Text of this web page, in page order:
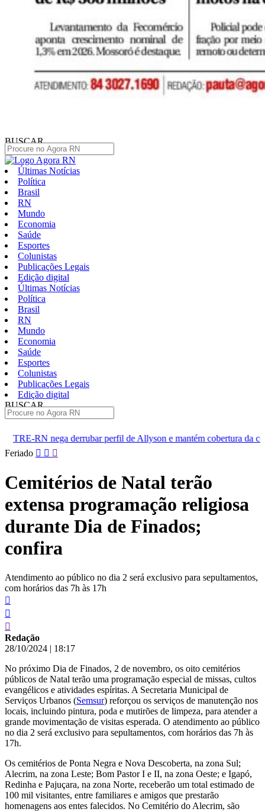
BUSCAR
Últimas Notícias
Política
Brasil
RN
Mundo
Economia
Saúde
Esportes
Colunistas
Publicações Legais
Edição digital
Últimas Notícias
Política
Brasil
RN
Mundo
Economia
Saúde
Esportes
Colunistas
Publicações Legais
Edição digital
BUSCAR
perfil de Allyson e mantém cobertura da convenção
Dupla
Pular
conteúdo
Feriado
Cemitérios de Natal terão
extensa programação religiosa
durante Dia de Finados;
confira
Atendimento ao público no dia 2 será exclusivo para sepultamentos,
com horários das 7h às 17h
Redação
28/10/2024 | 18:17
No próximo Dia de Finados, 2 de novembro, os oito cemitérios
públicos de Natal terão uma programação especial de missas, cultos
evangélicos e atividades espíritas. A Secretaria Municipal de
Serviços Urbanos (Semsur) reforçou os serviços de manutenção nos
locais, incluindo pintura, poda e mutirões de limpeza, para atender a
grande movimentação de visitas esperada. O atendimento ao público
no dia 2 será exclusivo para sepultamentos, com horários das 7h às
17h.
Os cemitérios de Ponta Negra e Nova Descoberta, na zona Sul;
Alecrim, na zona Leste; Bom Pastor I e II, na zona Oeste; e Igapó,
Redinha e Pajuçara, na zona Norte, receberão um total estimado de
100 mil visitantes, entre familiares e amigos que prestarão
homenagens aos entes falecidos. No Cemitério do Alecrim, são